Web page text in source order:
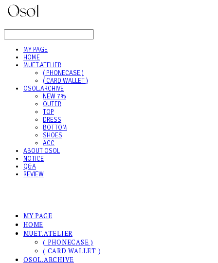
MY PAGE
HOME
MUET.ATELIER
( PHONECASE )
( CARD WALLET )
OSOL.ARCHIVE
NEW 7%
OUTER
TOP
DRESS
BOTTOM
SHOES
ACC
ABOUT OSOL
NOTICE
Q&A
REVIEW
MY PAGE
HOME
MUET.ATELIER
( PHONECASE )
( CARD WALLET )
OSOL.ARCHIVE